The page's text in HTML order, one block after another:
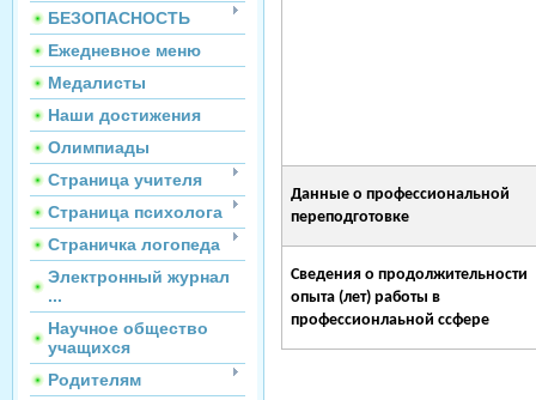
БЕЗОПАСНОСТЬ
Ежедневное меню
Медалисты
Наши достижения
Олимпиады
Страница учителя
Страница психолога
Страничка логопеда
Электронный журнал
...
Научное общество
учащихся
Родителям
Данные о профессиональной
переподготовке
Сведения о продолжительности
опыта (лет) работы в
профессионлаьной ссфере